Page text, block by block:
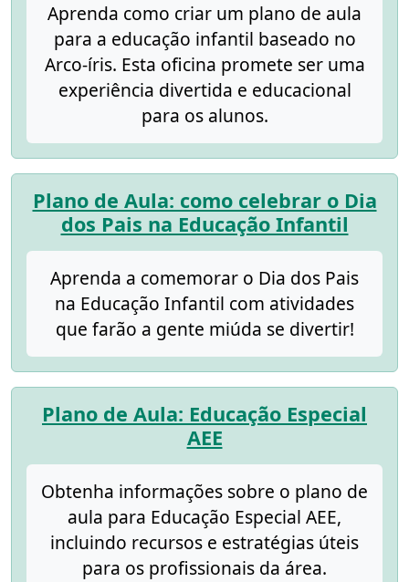
Aprenda como criar um plano de aula
para a educação infantil baseado no
Arco-íris. Esta oficina promete ser uma
experiência divertida e educacional
para os alunos.
Plano de Aula: como celebrar o Dia
dos Pais na Educação Infantil
Aprenda a comemorar o Dia dos Pais
na Educação Infantil com atividades
que farão a gente miúda se divertir!
Plano de Aula: Educação Especial
AEE
Obtenha informações sobre o plano de
aula para Educação Especial AEE,
incluindo recursos e estratégias úteis
para os profissionais da área.